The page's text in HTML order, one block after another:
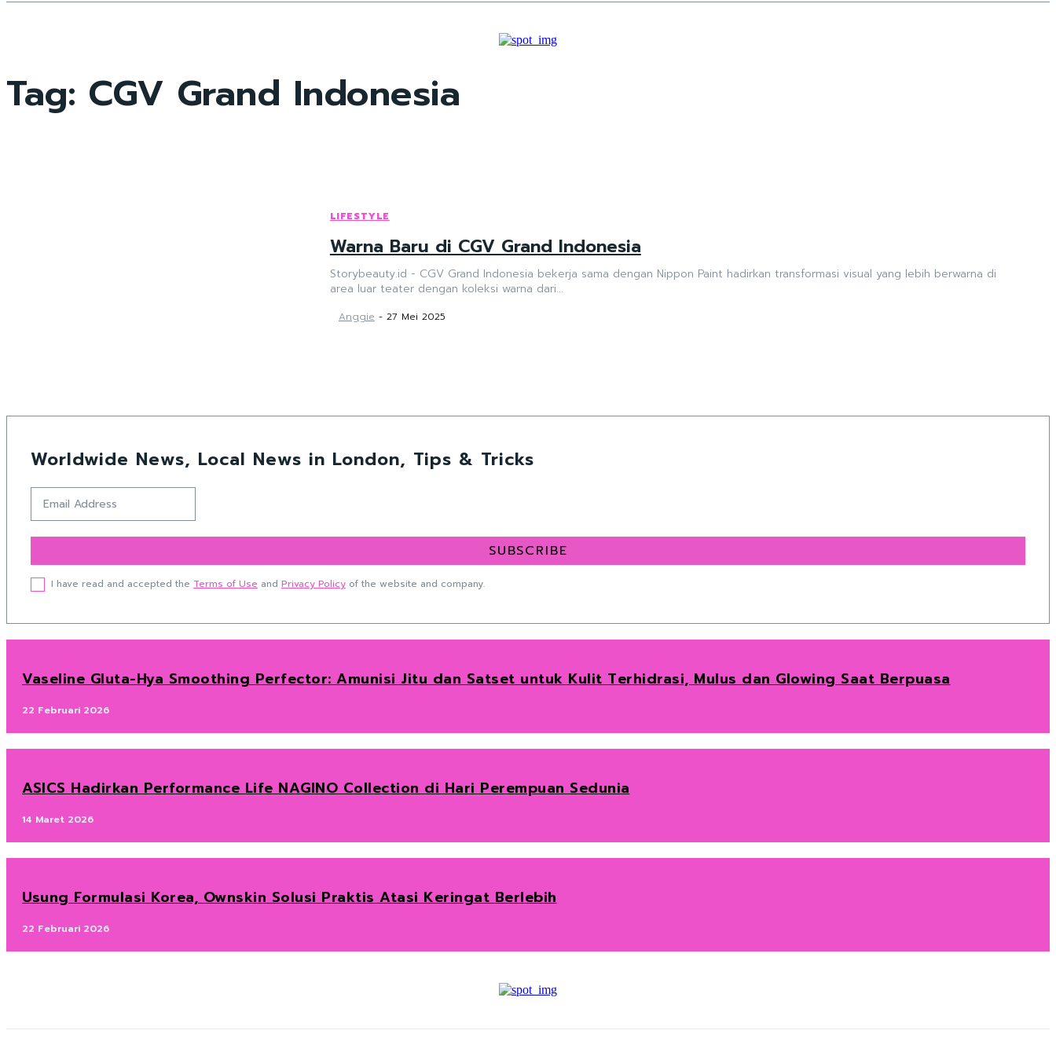
Tag: CGV Grand Indonesia
LIFESTYLE
Warna Baru di CGV Grand Indonesia
Storybeauty.id - CGV Grand Indonesia bekerja sama dengan Nippon Paint hadirkan transformasi visual yang lebih berwarna di
area luar teater dengan koleksi warna dari...
Anggie - 27 Mei 2025
Worldwide News, Local News in London, Tips & Tricks
SUBSCRIBE
I have read and accepted the Terms of Use and Privacy Policy of the website and company.
Vaseline Gluta-Hya Smoothing Perfector: Amunisi Jitu dan Satset untuk Kulit Terhidrasi, Mulus dan Glowing Saat Berpuasa
22 Februari 2026
ASICS Hadirkan Performance Life NAGINO Collection di Hari Perempuan Sedunia
14 Maret 2026
Usung Formulasi Korea, Ownskin Solusi Praktis Atasi Keringat Berlebih
22 Februari 2026